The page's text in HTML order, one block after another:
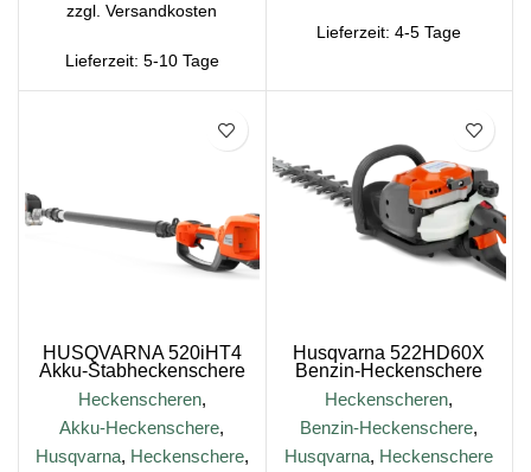
zzgl.Versandkosten
Lieferzeit: 5-10 Tage
Lieferzeit:4-5 Tage
HUSQVARNA 520iHT4
Akku-Stabheckenschere
Heckenscheren,
Akku-Heckenschere,
Husqvarna, Heckenschere,
Husqvarna 522HD60X
Benzin-Heckenschere
Heckenscheren,
Benzin-Heckenschere,
Husqvarna, Heckenschere